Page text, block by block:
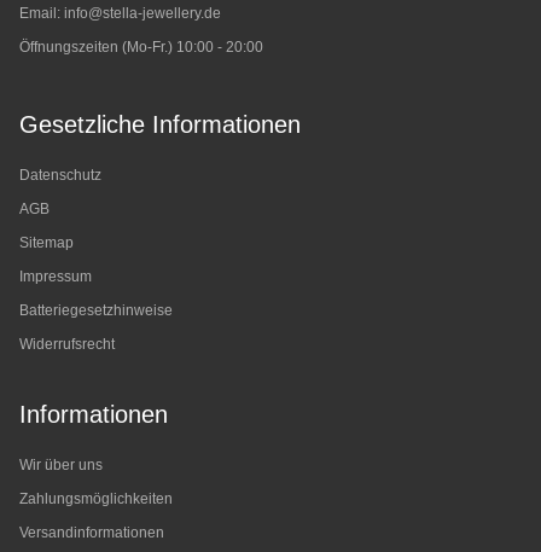
Email: info@stella-jewellery.de
Öffnungszeiten (Mo-Fr.) 10:00 - 20:00
Gesetzliche Informationen
Datenschutz
AGB
Sitemap
Impressum
Batteriegesetzhinweise
Widerrufsrecht
Informationen
Wir über uns
Zahlungsmöglichkeiten
Versandinformationen